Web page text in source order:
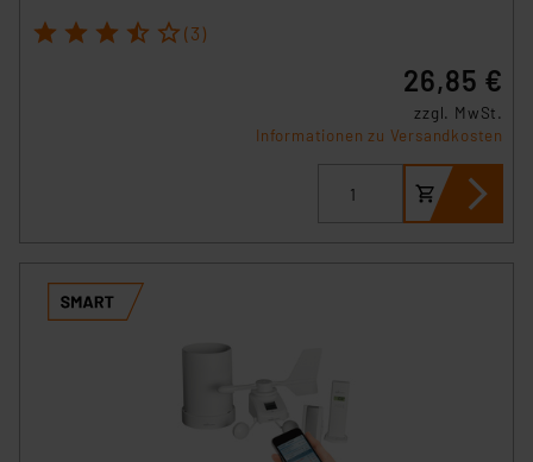
1 2 3 4 5 (3)
26,85 €
zzgl. MwSt.
Informationen zu Versandkosten